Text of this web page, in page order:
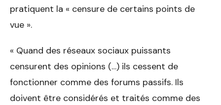
pratiquent la « censure de certains points de
vue ».
« Quand des réseaux sociaux puissants
censurent des opinions (…) ils cessent de
fonctionner comme des forums passifs. Ils
doivent être considérés et traités comme des